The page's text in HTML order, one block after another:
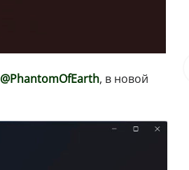
@PhantomOfEarth, в новой